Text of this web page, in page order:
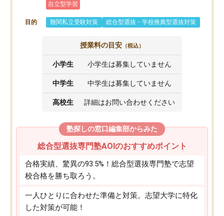
自立型学習
目的 難関私立受験対策 総合型選抜・学校推薦型選抜対策
授業料の目安 （税込）
小学生 小学生は募集していません
中学生 中学生は募集していません
高校生 詳細はお問い合わせください
塾探しの窓口編集部からみた
総合型選抜専門塾AOIのおすすめポイント
合格実績、驚異の93.5%！総合型選抜専門塾で志望
校合格を勝ち取ろう。
一人ひとりに合わせた準備と対策。志望大学に特化
した対策が可能！